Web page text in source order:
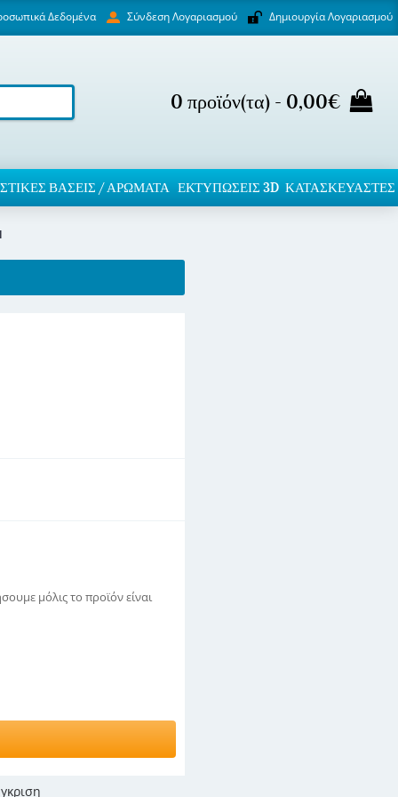
Δεδομένα Σύνδεση Λογαριασμού Δημιουργία Λογαριασμού
0 προϊόν(τα) - 0,00€
ΒΆΣΕΙΣ / ΑΡΏΜΑΤΑ ΕΚΤΥΠΏΣΕΙΣ 3D ΚΑΤΑΣΚΕΥΑΣΤΕΣ
μόλις το προϊόν είναι